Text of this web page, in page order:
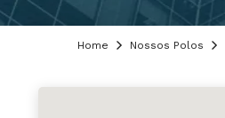
Home Nossos Polos